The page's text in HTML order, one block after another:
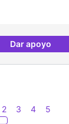
Dar apoyo
Mapeig
2 3 4 5